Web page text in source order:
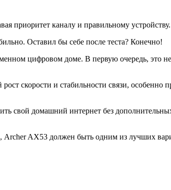
приоритет каналу и правильному устройству.
Оставил бы себе после теста? Конечно!
цифровом доме. В первую очередь, это не
скорости и стабильности связи,
свой домашний интернет без
AX53 должен быть одним из лучших